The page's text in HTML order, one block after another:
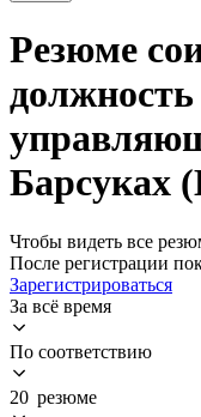
Резюме
Барсуках
Чтобы видеть все
После регистрации
Зарегистрироваться
За всё время
По соответствию
20 резюме